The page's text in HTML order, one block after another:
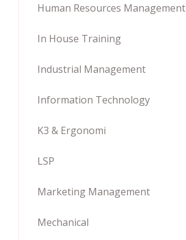
Human Resources Management
In House Training
Industrial Management
Information Technology
K3 & Ergonomi
LSP
Marketing Management
Mechanical